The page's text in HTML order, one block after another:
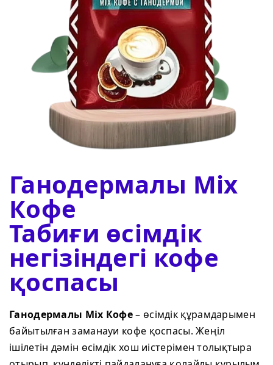
Ганодермалы Mix
Кофе
Табиғи өсімдік
негізіндегі кофе
қоспасы
Ганодермалы Mix Кофе– өсімдік құрамдарымен
байытылған заманауи кофе қоспасы. Жеңіл
ішілетін дәмін өсімдік хош иістерімен толықтыра